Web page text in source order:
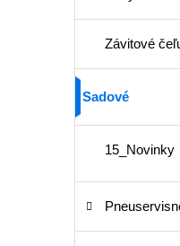
Závitové
Sadové
15_Novinky